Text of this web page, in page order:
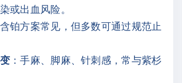
或出血风险。
含铂方案常见，但多数可通过规范止
：手麻、脚麻、针刺感，常与紫杉